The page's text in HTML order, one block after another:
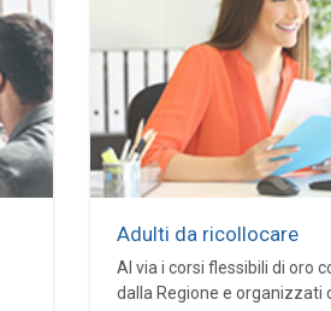
Adulti da ricollocare
Al via i corsi flessibili di oro
dalla Regione e organizzati